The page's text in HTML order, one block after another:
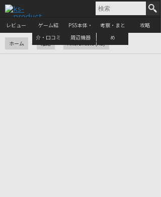
レビュー
ゲーム紹
介・口コミ
PS5本体・
周辺機器
考察・まと
め
攻略
ホーム 雑記 AfterEffects (AE)